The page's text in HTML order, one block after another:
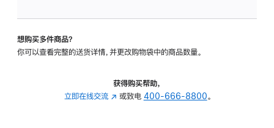
转
的
想购买多件商品？
你可以查看完整的送货详情，并更改购物袋中的商品数量。
获得购买帮助，
立即在线交流 (在 或致电 400-666-8800。